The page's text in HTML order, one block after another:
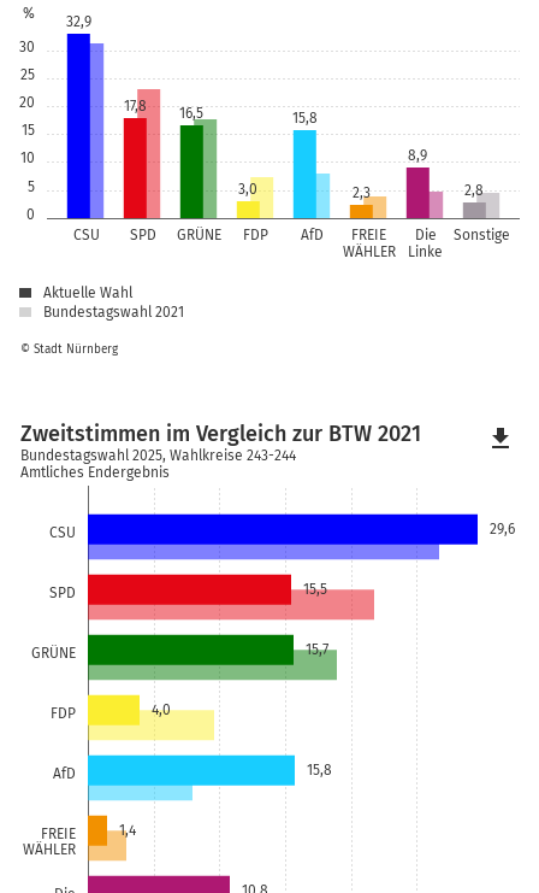
0
5
10
15
20
25
30
%
CSU SPD GRÜNE FDP AfD
FREIE
WÄHLER
Die
Linke
Sonstige
32,9
17,8 16,5
3,0
15,8
2,3
8,9
2,8
© Stadt Nürnberg
Aktuelle Wahl
Bundestagswahl 2021
CSU
SPD
GRÜNE
FDP
AfD
FREIE
WÄHLER
29,6
15,5
15,7
4,0
15,8
1,4
Zweitstimmen im Vergleich zur BTW 2021
Bundestagswahl 2025, Wahlkreise 243-244
Amtliches Endergebnis
file_download